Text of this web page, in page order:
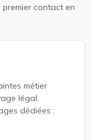
contact en
métier
légal,
dédiées :